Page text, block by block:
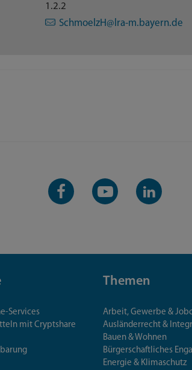
1.2.2
SchmoelzH@lra-m.bayern.de
Facebook-
Seite
YouTube-
Kanal
LinkedIn-
Kanal
Services
mit Cryptshare
Themen
Arbeit, Gewerbe &
Ausländerrecht &
Bauen & Wohnen
Bürgerschaftliches
Energie & Klimaschutz